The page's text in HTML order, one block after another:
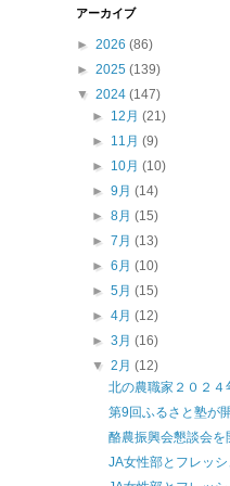
アーカイブ
► 2026 (86)
► 2025 (139)
▼ 2024 (147)
► 12月(21)
► 11月(9)
► 10月(10)
►9月(14)
►8月(15)
►7月(13)
►6月(10)
►5月(15)
►4月(12)
►3月(16)
▼2月(12)
北の農職家２０２
第9回ふるさと塾が
酪農振興会懇談会を
JA女性部とフレッ